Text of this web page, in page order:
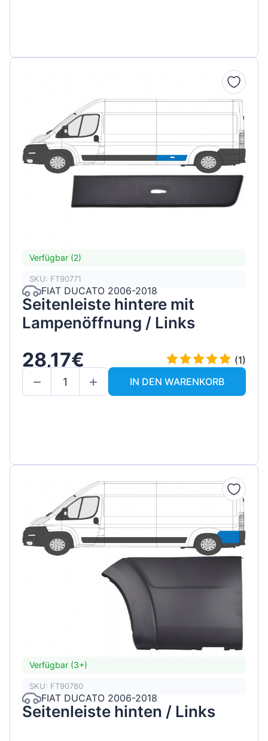
Verfügbar (2)
SKU: FT90771
FIAT DUCATO 2006-2018
Seitenleiste hintere mit
Lampenöffnung / Links
28,17€
(1)
IN DEN WARENKORB
Verfügbar (3+)
SKU: FT90780
FIAT DUCATO 2006-2018
Seitenleiste hinten / Links